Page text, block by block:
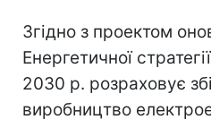
Згідно з проектом
Енергетичної
2030 р. розраховує
виробництво